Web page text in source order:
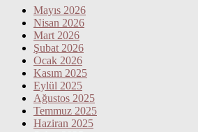
Mayıs 2026
Nisan 2026
Mart 2026
Şubat 2026
Ocak 2026
Kasım 2025
Eylül 2025
Ağustos 2025
Temmuz 2025
Haziran 2025